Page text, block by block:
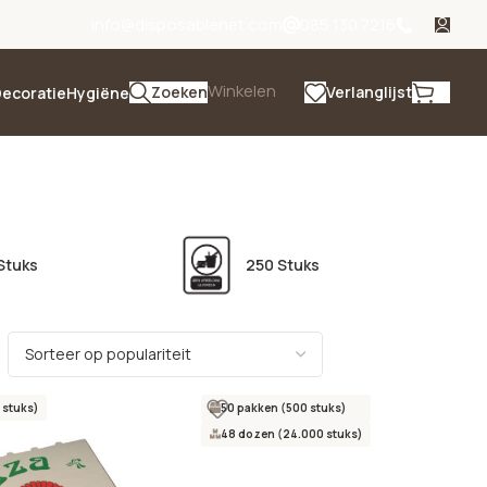
Hygiëne ZoekenWinkelen Verlanglijst
250 Stuks
stuks)
50 pakken (500 stuks)
48 dozen (24.000 stuks)